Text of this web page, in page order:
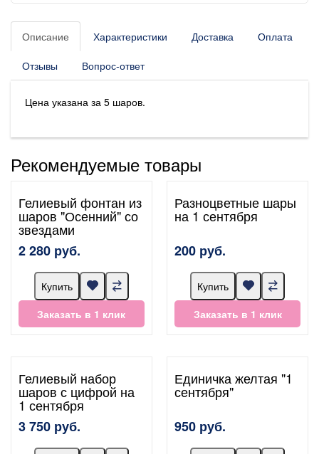
Описание Характеристики Доставка Оплата
Отзывы Вопрос-ответ
Цена указана за 5 шаров.
Рекомендуемые товары
Гелиевый фонтан из
шаров "Осенний" со
звездами
2 280 руб.
Купить
Заказать в 1 клик
Разноцветные шары
на 1 сентября
200 руб.
Купить
Заказать в 1 клик
Гелиевый набор
шаров с цифрой на
1 сентября
3 750 руб.
Единичка желтая "1
сентября"
950 руб.